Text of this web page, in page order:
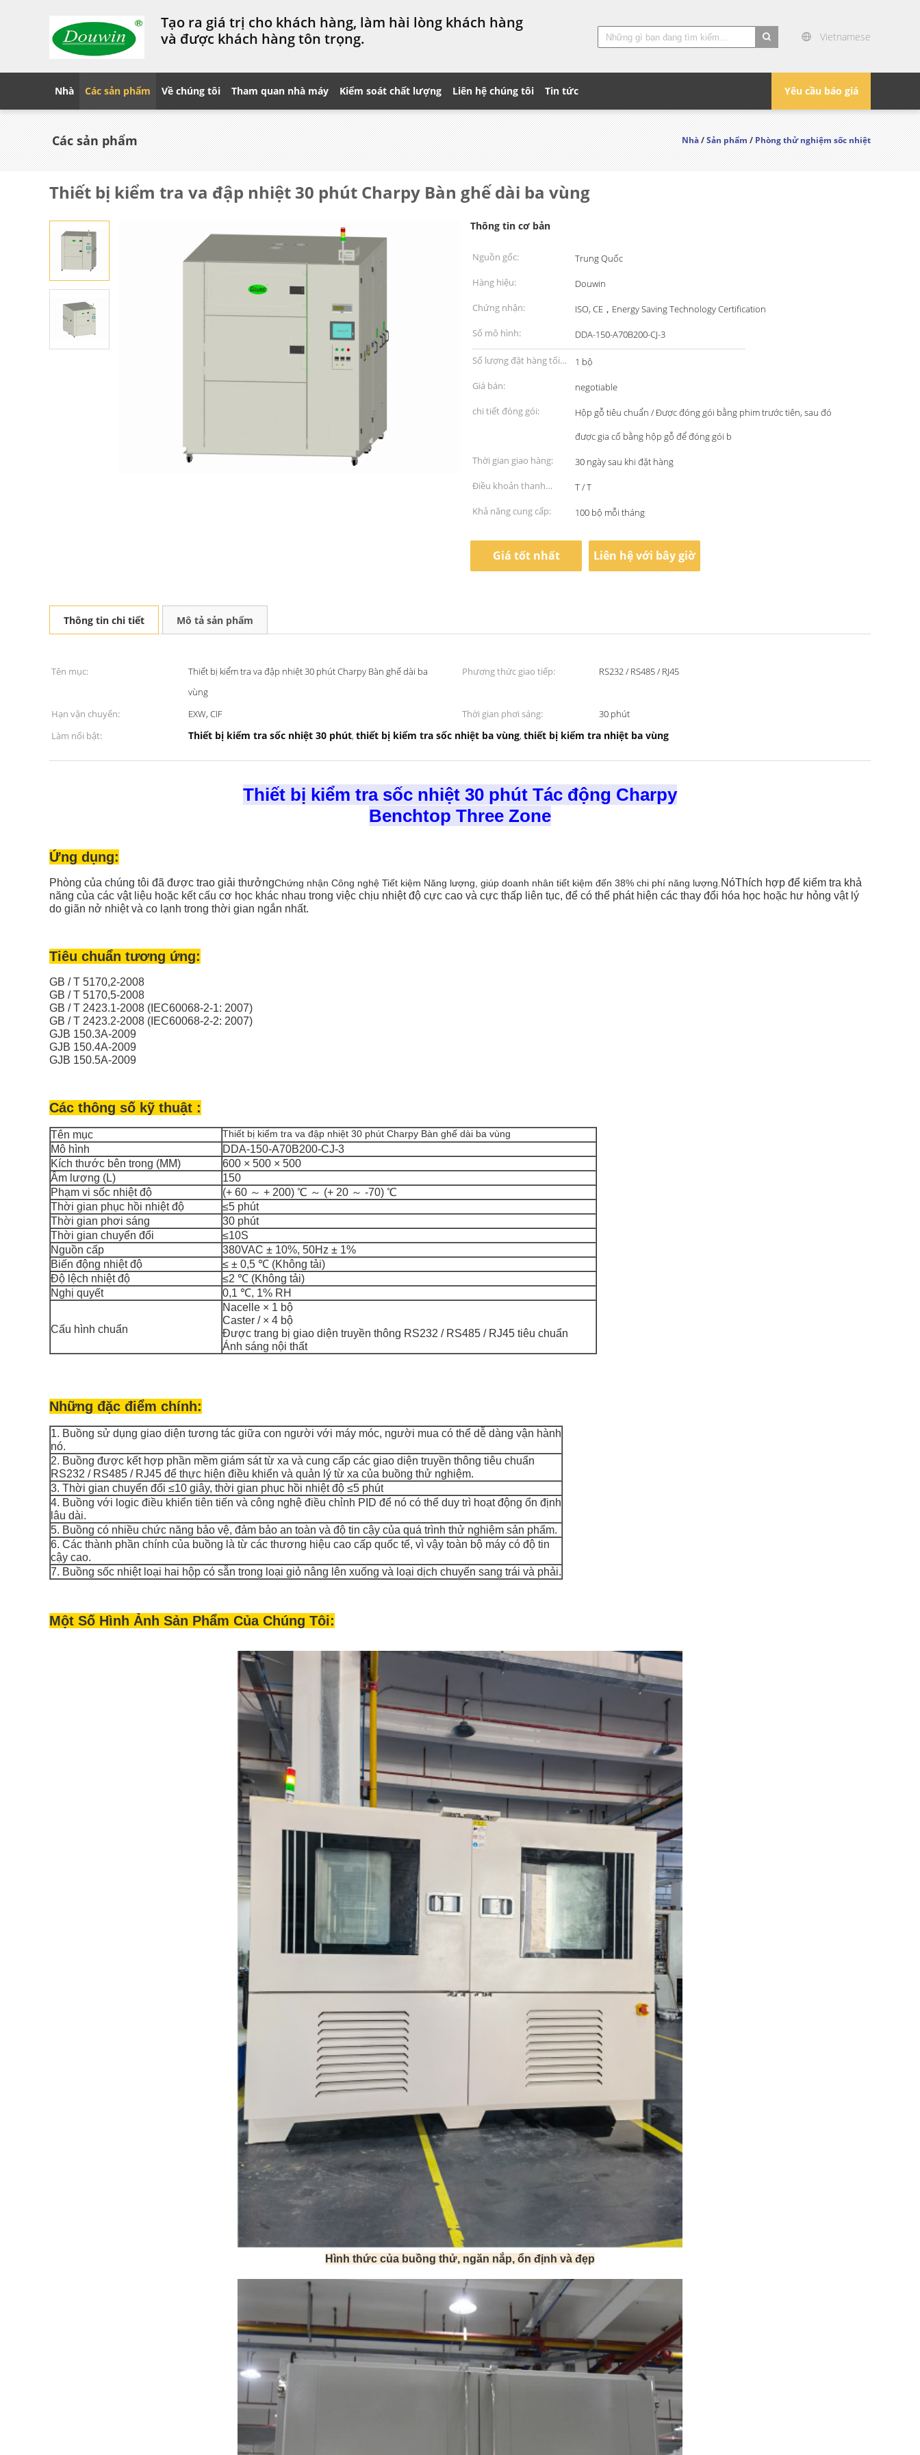
Tạo ra giá trị cho khách hàng, làm hài lòng khách hàng
và được khách hàng tôn trọng.
Vietnamese
Yêu cầu báo giá
Nhà Các sản phẩm Về chúng tôi Tham quan nhà máy Kiểm soát chất lượng Liên hệ chúng tôi Tin tức
Các sản phẩm Nhà/Sản phẩm/Phòng thử nghiệm sốc nhiệt
Thiết bị kiểm tra va đập nhiệt 30 phút Charpy Bàn ghế dài ba vùng
Thông tin cơ bản
Nguồn gốc:
Trung Quốc
Hàng hiệu:
Douwin
Chứng nhận:
ISO, CE，Energy Saving Technology Certification
Số mô hình:
DDA-150-A70B200-CJ-3
Số lượng đặt hàng tối
thiểu:
1 bộ
Giá bán:
negotiable
chi tiết đóng gói:
Hộp gỗ tiêu chuẩn / Được đóng gói bằng phim trước tiên, sau đó
được gia cố bằng hộp gỗ để đóng gói b
Thời gian giao hàng:
30 ngày sau khi đặt hàng
Điều khoản thanh
toán:
T / T
Khả năng cung cấp:
100 bộ mỗi tháng
Giá tốt nhất Liên hệ với bây giờ
Thông tin chi tiết Mô tả sản phẩm
Tên mục:
Thiết bị kiểm tra va đập nhiệt 30 phút Charpy Bàn ghế dài ba
vùng
Phương thức giao tiếp: RS232 / RS485 / RJ45
Hạn vận chuyển: EXW, CIF Thời gian phơi sáng:
30 phút
Làm nổi bật:
Thiết bị kiểm tra sốc nhiệt 30 phút, thiết bị kiểm tra sốc nhiệt ba vùng, thiết bị kiểm tra nhiệt ba vùng
Thiết bị kiểm tra sốc nhiệt 30 phút Tác động Charpy
Benchtop Three Zone
Ứng dụng:
Phòng của chúng tôi đã được trao giải thưởngChứng nhận Công nghệ Tiết kiệm Năng lượng, giúp doanh nhân tiết kiệm đến 38% chi phí năng lượng. NóThích hợp để kiểm tra khả
năng của các vật liệu hoặc kết cấu cơ học khác nhau trong việc chịu nhiệt độ cực cao và cực thấp liên tục, để có thể phát hiện các thay đổi hóa học hoặc hư hỏng vật lý
do giãn nở nhiệt và co lạnh trong thời gian ngắn nhất.
Tiêu chuẩn tương ứng:
GB / T 5170,2-2008
GB / T 5170,5-2008
GB / T 2423.1-2008 (IEC60068-2-1: 2007)
GB / T 2423.2-2008 (IEC60068-2-2: 2007)
GJB 150.3A-2009
GJB 150.4A-2009
GJB 150.5A-2009
Các thông số kỹ thuật :
Tên mục Thiết bị kiểm tra va đập nhiệt 30 phút Charpy Bàn ghế dài ba vùng
Mô hình
DDA-150-A70B200-CJ-3
Kích thước bên trong (MM)
600 × 500 × 500
Âm lượng (L)
150
Phạm vi sốc nhiệt độ
(+ 60 ～ + 200) ℃ ～ (+ 20 ～ -70) ℃
Thời gian phục hồi nhiệt độ
≤5 phút
Thời gian phơi sáng
30 phút
Thời gian chuyển đổi
≤10S
Nguồn cấp
380VAC ± 10%, 50Hz ± 1%
Biến động nhiệt độ
≤ ± 0,5 ℃ (Không tải)
Độ lệch nhiệt độ
≤2 ℃ (Không tải)
Nghị quyết
0,1 ℃, 1% RH
Cấu hình chuẩn
Nacelle × 1 bộ
Caster / × 4 bộ
Được trang bị giao diện truyền thông RS232 / RS485 / RJ45 tiêu chuẩn
Ánh sáng nội thất
Những đặc điểm chính:
1. Buồng sử dụng giao diện tương tác giữa con người với máy móc, người mua có thể dễ dàng vận hành
nó.
2. Buồng được kết hợp phần mềm giám sát từ xa và cung cấp các giao diện truyền thông tiêu chuẩn
RS232 / RS485 / RJ45 để thực hiện điều khiển và quản lý từ xa của buồng thử nghiệm.
3. Thời gian chuyển đổi ≤10 giây, thời gian phục hồi nhiệt độ ≤5 phút
4. Buồng với logic điều khiển tiên tiến và công nghệ điều chỉnh PID để nó có thể duy trì hoạt động ổn định
lâu dài.
5. Buồng có nhiều chức năng bảo vệ, đảm bảo an toàn và độ tin cậy của quá trình thử nghiệm sản phẩm.
6. Các thành phần chính của buồng là từ các thương hiệu cao cấp quốc tế, vì vậy toàn bộ máy có độ tin
cậy cao.
7. Buồng sốc nhiệt loại hai hộp có sẵn trong loại giỏ nâng lên xuống và loại dịch chuyển sang trái và phải.
Một Số Hình Ảnh Sản Phẩm Của Chúng Tôi:
Hình thức của buồng thử, ngăn nắp, ổn định và đẹp